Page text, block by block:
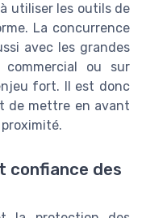
utiliser les outils de
La concurrence
avec les grandes
commercial ou sur
fort. Il est donc
de mettre en avant
confiance des